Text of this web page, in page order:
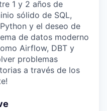
1 y 2 años de
sólido de SQL,
y el deseo de
de datos moderno
Airflow, DBT y
problemas
a través de los